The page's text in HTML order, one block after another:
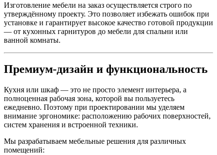
Изготовление мебели на заказ осуществляется строго по
утверждённому проекту. Это позволяет избежать ошибок при
установке и гарантирует высокое качество готовой продукции
— от кухонных гарнитуров до мебели для спальни или
ванной комнаты.
Премиум-дизайн и функциональность
Кухня или шкаф — это не просто элемент интерьера, а
полноценная рабочая зона, которой вы пользуетесь
ежедневно. Поэтому при проектировании мы уделяем
внимание эргономике: расположению рабочих поверхностей,
систем хранения и встроенной техники.
Мы разрабатываем мебельные решения для различных
помещений: